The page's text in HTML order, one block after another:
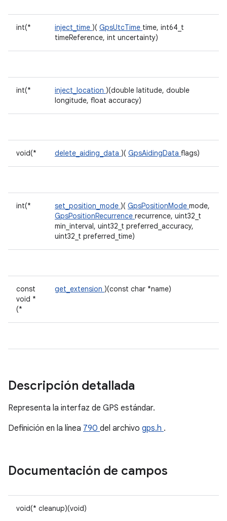
int(* inject_time )( GpsUtcTime time, int64_t
timeReference, int uncertainty)
int(* inject_location )(double latitude, double
longitude, float accuracy)
void(* delete_aiding_data )( GpsAidingData flags)
int(* set_position_mode )( GpsPositionMode mode,
GpsPositionRecurrence recurrence, uint32_t
min_interval, uint32_t preferred_accuracy,
uint32_t preferred_time)
const
void *
(*
get_extension )(const char *name)
Descripción detallada
Representa la interfaz de GPS estándar.
Definición en la línea 790 del archivo gps.h .
Documentación de campos
void(* cleanup)(void)